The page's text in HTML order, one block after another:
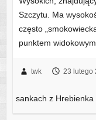
Szczytu. Ma
często
punktem
twk 23 lutego
sankach z Hrebienka